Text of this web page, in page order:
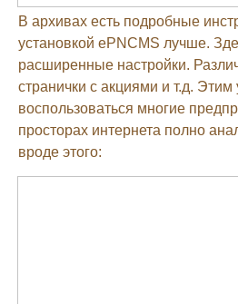
В архивах есть подробные
установкой ePNCMS лучше.
расширенные настройки.
странички с акциями и т.д. Этим
воспользоваться многие
просторах интернета полно
вроде этого: